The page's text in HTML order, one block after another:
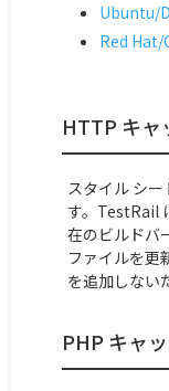
Ubuntu/
Red Hat/
HTTP キャ
スタイル シ
す。TestRail
在のビルドバ
ファイルを更
を追加しない
PHP キャ